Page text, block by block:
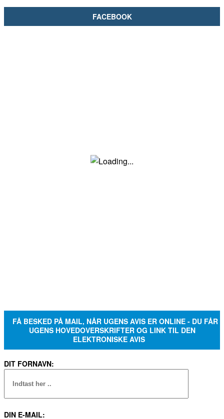
FACEBOOK
FÅ BESKED PÅ MAIL, NÅR UGENS AVIS ER ONLINE - DU FÅR
UGENS HOVEDOVERSKRIFTER OG LINK TIL DEN
ELEKTRONISKE AVIS
DIT FORNAVN:
DIN E-MAIL: